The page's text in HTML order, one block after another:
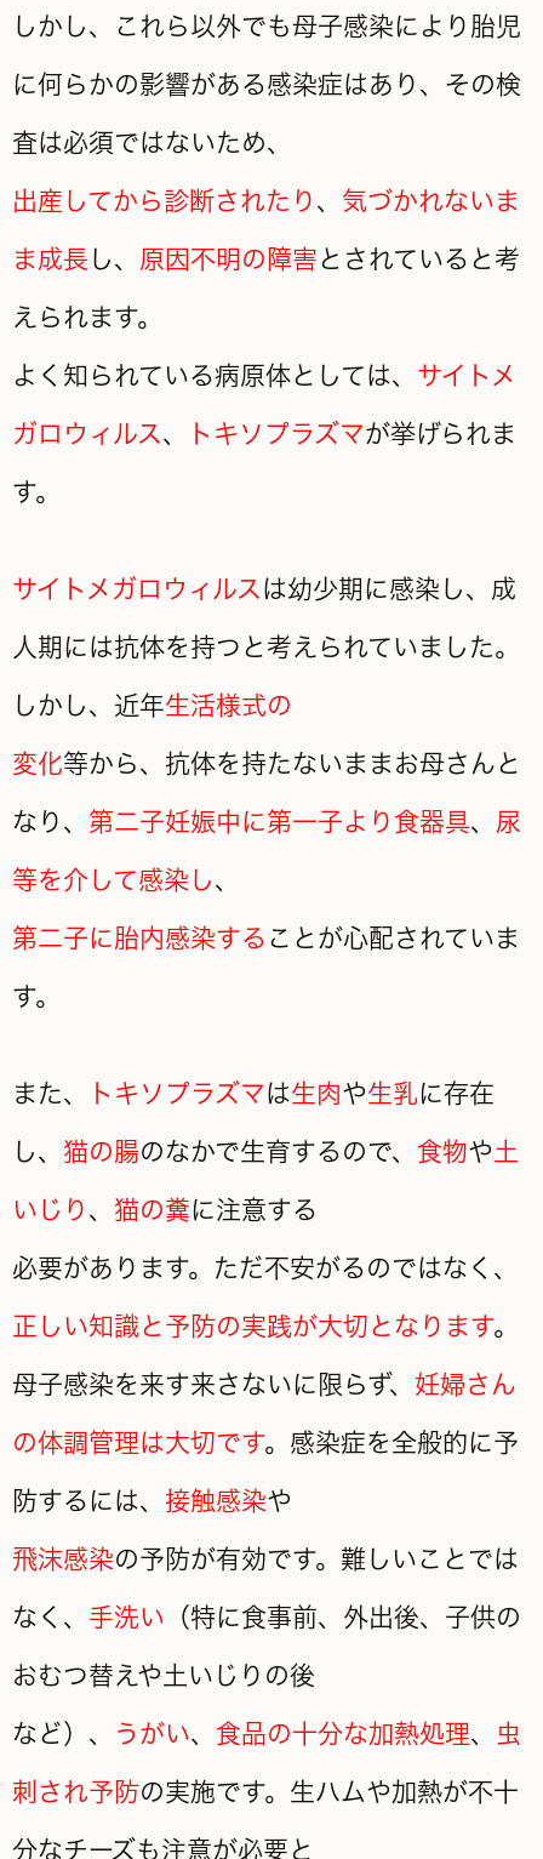
しかし、これら以外でも母子感染により胎児
に何らかの影響がある感染症はあり、その検
査は必須ではないため、
出産してから診断されたり 、 気づかれないま
ま成長 し、 原因不明の障害とされていると考
えられます。
よく知られている病原体としては、 サイトメ
ガロウィルス、 トキソプラズマが挙げられま
す。
サイトメガロウィルス は幼少期に感染し、成
人期には抗体を持つと考えられていました。
しかし、近年生活様式の
変化等から、抗体を持たないままお母さんと
なり、 第二子妊娠中に第一子より食器具、 尿
等を介して感染し、
第二子に胎内感染する ことが心配されていま
す。
また、 トキソプラズマは生肉や生乳に存在
し、 猫の腸のなかで生育するので、 食物や土
いじり 、 猫の糞に注意する
必要があります。 ただ不安がるのではなく、
正しい知識と予防の実践が大切となります。
母子感染を来す来さないに 限らず、 妊婦さん
の体調管理は大切です。感染症を全般的に予
防するには、 接触感染や
飛沫感染の予防が有効です。難しいことでは
なく、 手洗い （特に食事前、 外出後、子供の
おむつ替えや土いじりの後
など）、 うがい、 食品の十分な加熱処理、 虫
刺され予防の実施です。生ハムや加熱が不十
分なチーズも注意が必要と